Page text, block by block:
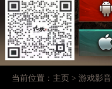
当前位置： 主页 > 游戏影音